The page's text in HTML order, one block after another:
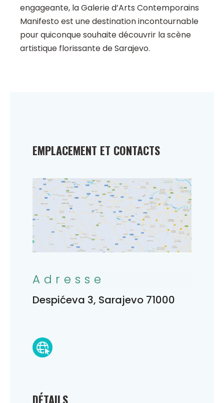
engageante, la Galerie d’Arts Contemporains
Manifesto est une destination incontournable
pour quiconque souhaite découvrir la scène
artistique florissante de Sarajevo.
DÉTAILS
EMPLACEMENT ET CONTACTS
Adresse
Despićeva 3, Sarajevo 71000